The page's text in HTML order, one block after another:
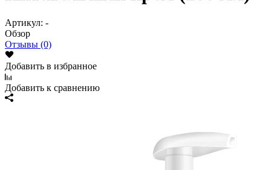
Артикул: -
Обзор
Отзывы (0)
Добавить в избранное
Добавить к сравнению